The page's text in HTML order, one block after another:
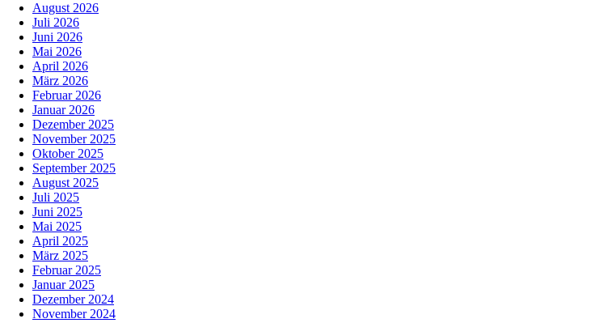
August 2026
Juli 2026
Juni 2026
Mai 2026
April 2026
März 2026
Februar 2026
Januar 2026
Dezember 2025
November 2025
Oktober 2025
September 2025
August 2025
Juli 2025
Juni 2025
Mai 2025
April 2025
März 2025
Februar 2025
Januar 2025
Dezember 2024
November 2024